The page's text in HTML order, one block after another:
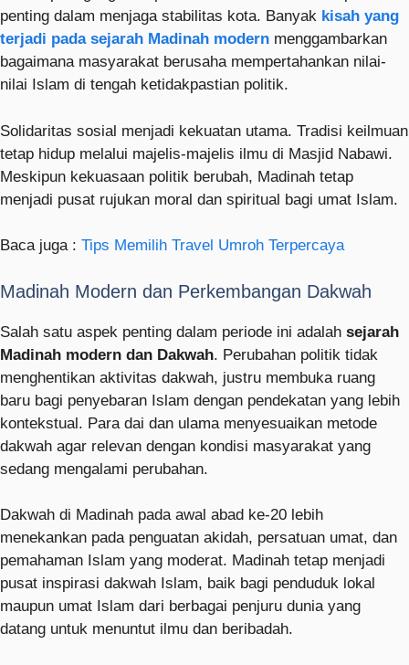
penting dalam menjaga stabilitas kota. Banyak kisah yang
terjadi pada sejarah Madinah modern menggambarkan
bagaimana masyarakat berusaha mempertahankan nilai-
nilai Islam di tengah ketidakpastian politik.
Solidaritas sosial menjadi kekuatan utama. Tradisi keilmuan
tetap hidup melalui majelis-majelis ilmu di Masjid Nabawi.
Meskipun kekuasaan politik berubah, Madinah tetap
menjadi pusat rujukan moral dan spiritual bagi umat Islam.
Baca juga : Tips Memilih Travel Umroh Terpercaya
Madinah Modern dan Perkembangan Dakwah
Salah satu aspek penting dalam periode ini adalah sejarah
Madinah modern dan Dakwah. Perubahan politik tidak
menghentikan aktivitas dakwah, justru membuka ruang
baru bagi penyebaran Islam dengan pendekatan yang lebih
kontekstual. Para dai dan ulama menyesuaikan metode
dakwah agar relevan dengan kondisi masyarakat yang
sedang mengalami perubahan.
Dakwah di Madinah pada awal abad ke-20 lebih
menekankan pada penguatan akidah, persatuan umat, dan
pemahaman Islam yang moderat. Madinah tetap menjadi
pusat inspirasi dakwah Islam, baik bagi penduduk lokal
maupun umat Islam dari berbagai penjuru dunia yang
datang untuk menuntut ilmu dan beribadah.